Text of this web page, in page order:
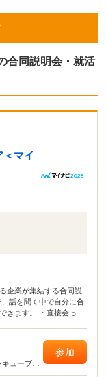
合同説明会・就活
マイ
企業が集結する合同説
話を聞く中で自分に合
きます。 ・直接会って
ューブ大
参加